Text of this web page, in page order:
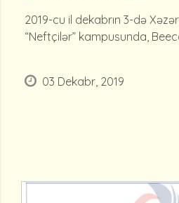
2019-cu il dekabrın 3-də
“Neftçilər” kampusunda,
03 Dekabr, 2019